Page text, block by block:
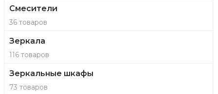
Смесители
36 товаров
Зеркала
116 товаров
Зеркальные шкафы
73 товаров